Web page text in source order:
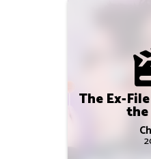
The Ex-
the